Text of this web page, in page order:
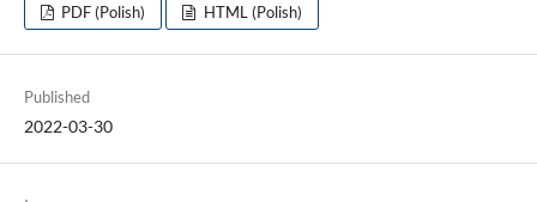
PDF (Polish) HTML (Polish)
Published
2022-03-30